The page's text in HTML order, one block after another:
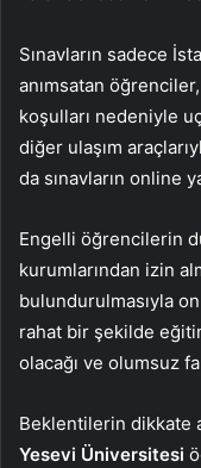
Sınavların sadece
anımsatan
koşulları nedeniyle
diğer ulaşım
da sınavların online
Engelli öğrencilerin
kurumlarından izin
bulundurulmasıyla
rahat bir şekilde
olacağı ve olumsuz
Beklentilerin dikkate
Yesevi Üniversitesi